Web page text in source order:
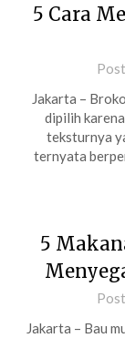
5 Cara
Jakarta –
dipilih
teksturnya
ternyata
5
Jakarta – Bau